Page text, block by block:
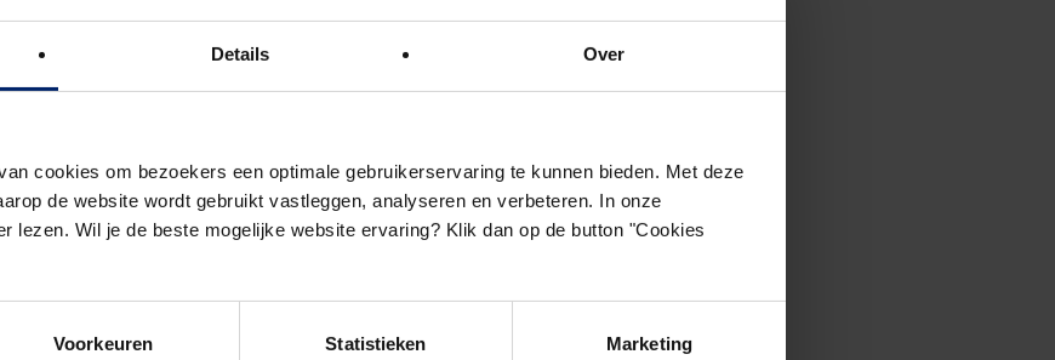
Details Over
cookies om bezoekers een optimale gebruikerservaring te kunnen bieden. Met deze
de website wordt gebruikt vastleggen, analyseren en verbeteren. In onze
lezen. Wil je de beste mogelijke website ervaring? Klik dan op de button "Cookies
Voorkeuren Statistieken Marketing
vraagt om andere en een hoger
Kennis is minder belangrijk,
kritisch redeneren
des te meer.
Echter, slechts minder dan
of haar kennis en vaardigheden
voldoende up-to-date